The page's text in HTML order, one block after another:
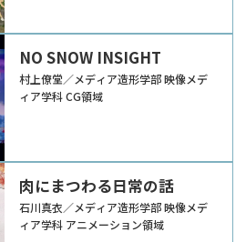
NO SNOW INSIGHT
村上僚堂／メディア造形学部 映像メデ
ィア学科 CG領域
肉にまつわる日常の話
石川真衣／メディア造形学部 映像メデ
ィア学科 アニメーション領域